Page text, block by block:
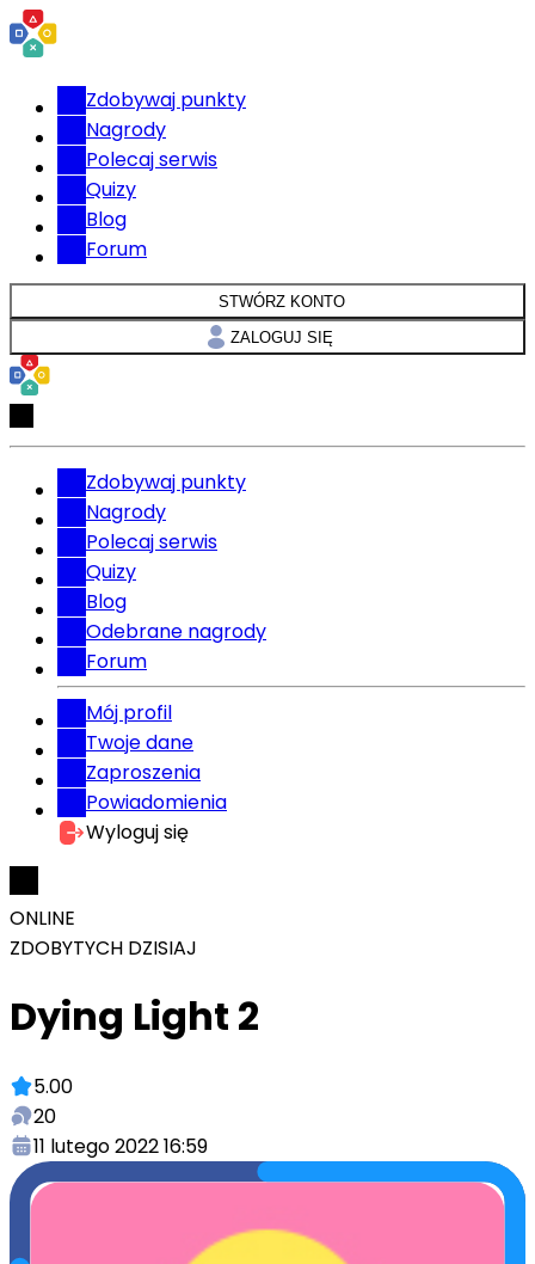
Zdobywaj punkty
Nagrody
Polecaj serwis
Quizy
Blog
Forum
STWÓRZ KONTO
ZALOGUJ SIĘ
Zdobywaj punkty
Nagrody
Polecaj serwis
Quizy
Blog
Odebrane nagrody
Forum
Mój profil
Twoje dane
Zaproszenia
Powiadomienia
Wyloguj się
ONLINE
ZDOBYTYCH DZISIAJ
Dying Light 2
5.00
20
11 lutego 2022 16:59